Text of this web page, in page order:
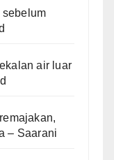
sebelum
air luar
– Saarani